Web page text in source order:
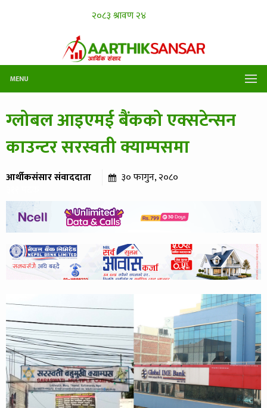
MENU
ग्लोबल आइएमई बैंकको एक्सटेन्सन
काउन्टर सरस्वती क्याम्पसमा
आर्थीकसंसार संवाददाता ३० फागुन, २०८०